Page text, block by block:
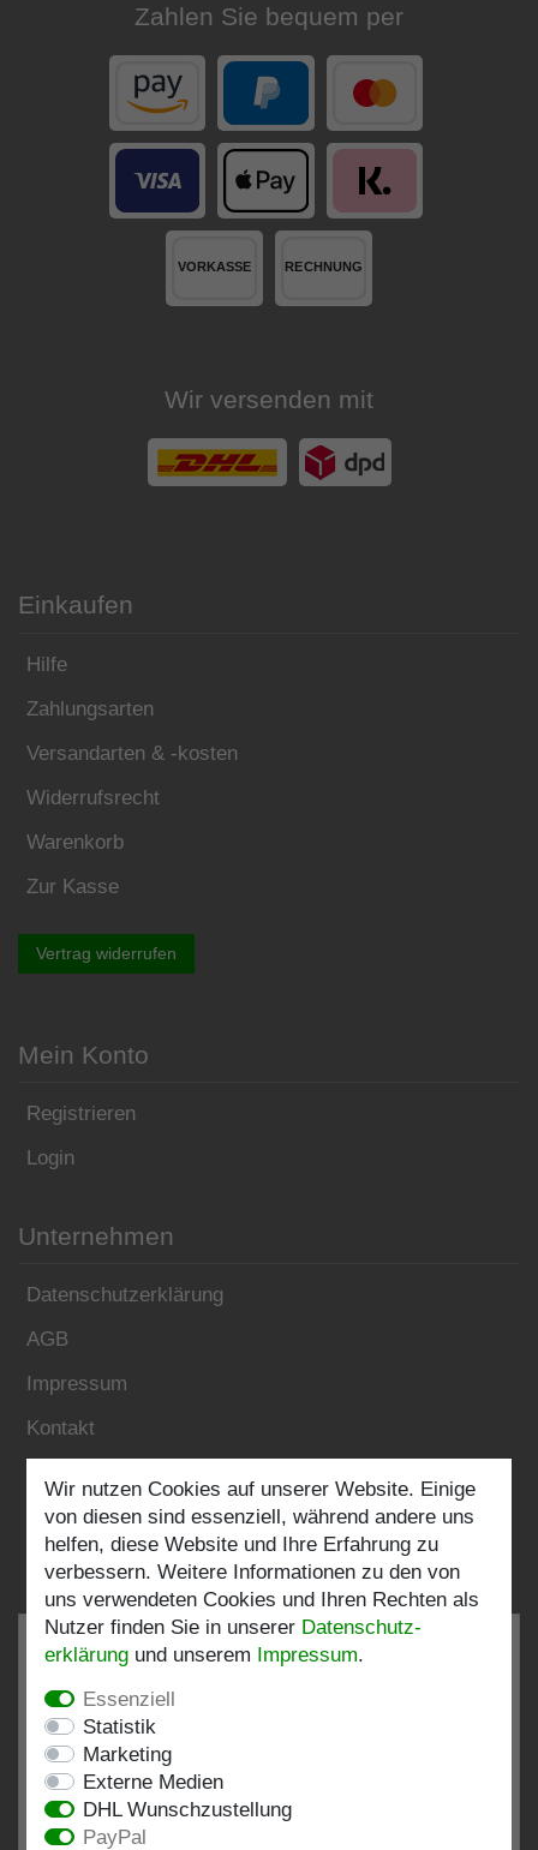
Zahlen Sie bequem per
Wir versenden mit
Einkaufen
Hilfe
Zahlungsarten
Versandarten & -kosten
Widerrufsrecht
Warenkorb
Zur Kasse
Vertrag widerrufen
Mein Konto
Registrieren
Login
Unternehmen
Datenschutzerklärung
AGB
Impressum
Kontakt
Folgen Sie uns:
bei: shopvote.de, Amazon
Bewertungsprofil bei SHOPVOTE.DE ansehen
Wir nutzen Cookies auf unserer Website. Einige
von diesen sind essenziell, während andere uns
helfen, diese Website und Ihre Erfahrung zu
verbessern. Weitere Informationen zu den von
uns verwendeten Cookies und Ihren Rechten als
Nutzer finden Sie in unserer Daten­schutz­
erklärung und unserem Impressum.
Essenziell
Statistik
Marketing
Externe Medien
DHL Wunschzustellung
PayPal